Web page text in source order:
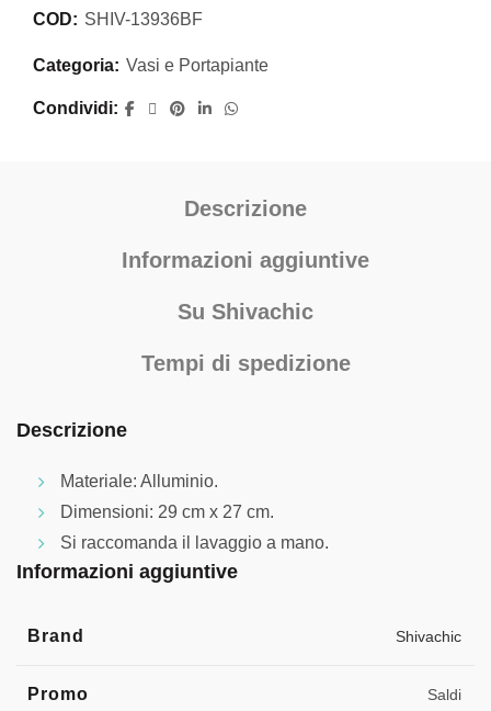
COD: SHIV-13936BF
Categoria: Vasi e Portapiante
Condividi
Descrizione
Informazioni aggiuntive
Su Shivachic
Tempi di spedizione
Descrizione
Materiale: Alluminio.
Dimensioni: 29 cm x 27 cm.
Si raccomanda il lavaggio a mano.
Informazioni aggiuntive
Brand Shivachic
Promo Saldi